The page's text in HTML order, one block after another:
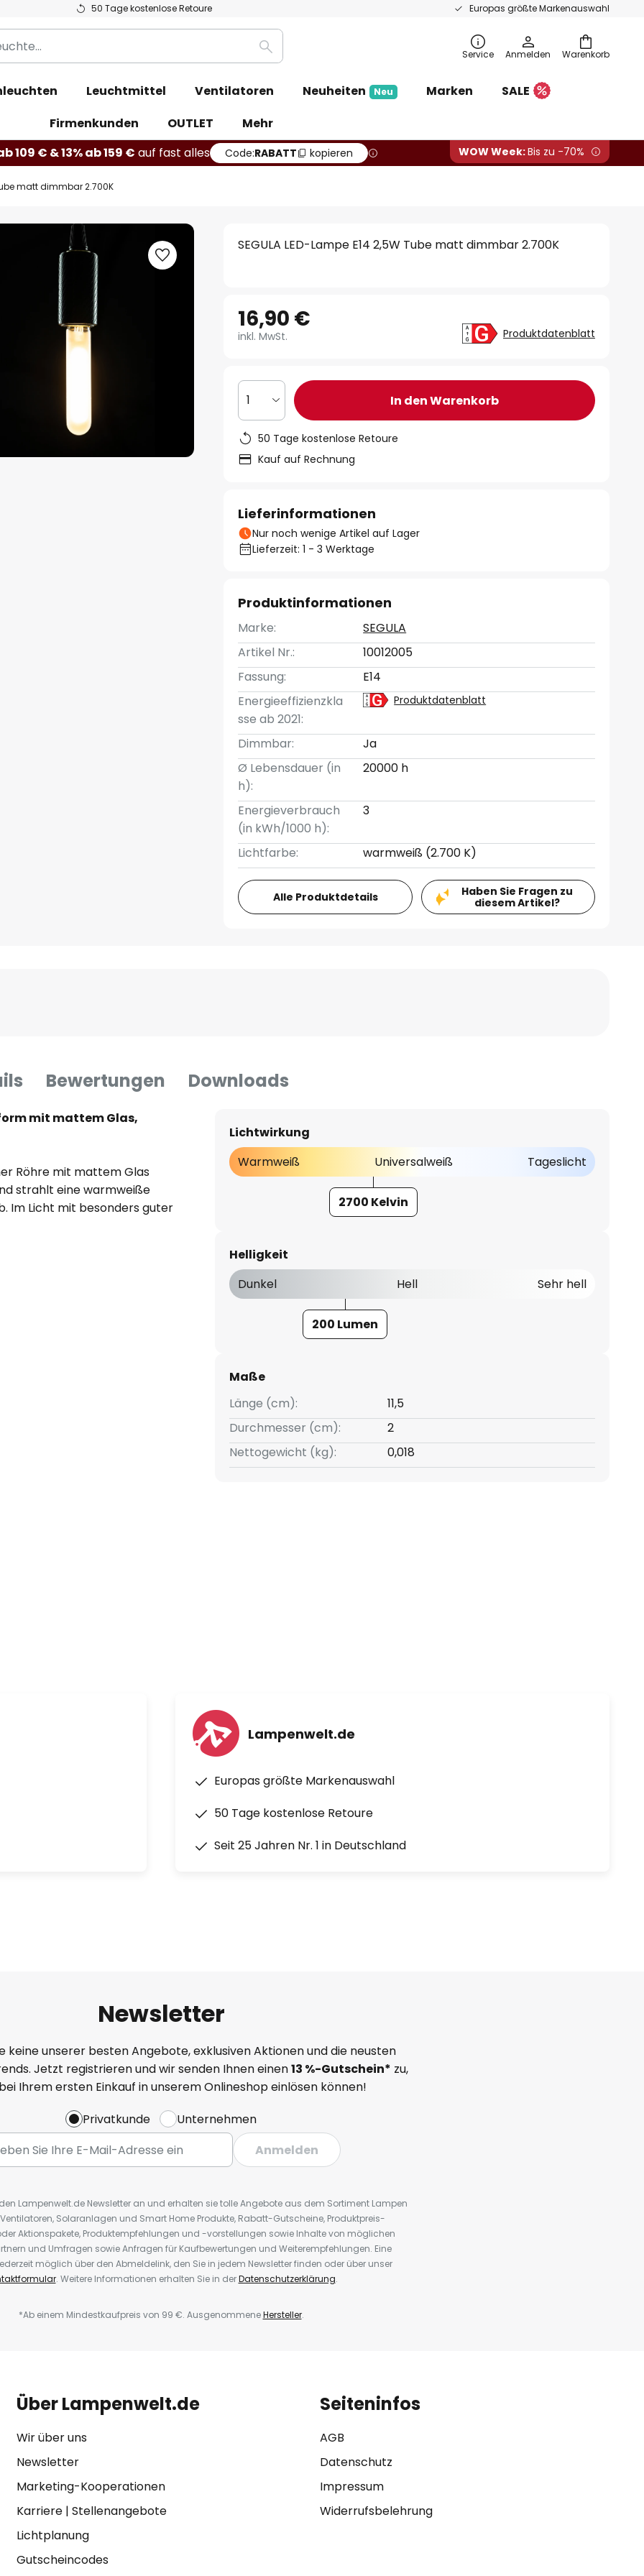
50 Tage kostenlose Retoure Europas größte Markenauswahl
Warenkorb
Suche Service Anmelden
Leuchtmittel Ventilatoren Neuheiten Neu Marken
SALE
Firmenkunden
OUTLET
Mehr
109 € & 13% ab 159 € auf fast alles Code:RABATT kopieren WOW Week:Bis zu -70%
matt dimmbar 2.700K
SEGULA LED-Lampe E14 2,5W Tube matt dimmbar 2.700K
16,90 €
inkl. MwSt. Produktdatenblatt
1 In den Warenkorb
50 Tage kostenlose Retoure
Kauf auf Rechnung
Lieferinformationen
Nur noch wenige Artikel auf Lager
Lieferzeit: 1 - 3 Werktage
Produktinformationen
Marke:
SEGULA
Artikel Nr.:
10012005
Fassung:
E14
Energieeffizienzkla
sse ab 2021:
Produktdatenblatt
Dimmbar:
Ja
Ø Lebensdauer (in
h):
20000 h
Energieverbrauch
(in kWh/1000 h):
3
Lichtfarbe: warmweiß (2.700 K)
Alle Produktdetails
Haben Sie Fragen zu
diesem Artikel?
Bewertungen Downloads
mit mattem Glas,
Röhre mit mattem Glas
strahlt eine warmweiße
Im Licht mit besonders guter
Farben, auch feine
wie z. B. GIRA, Jung,
Lichtwirkung
Warmweiß
Universalweiß Tageslicht
2700 Kelvin
Helligkeit
Dunkel
Hell Sehr hell
200 Lumen
Maße
Länge (cm):
11,5
Durchmesser (cm):
2
Nettogewicht (kg):
0,018
Lampenwelt.de
Europas größte Markenauswahl
50 Tage kostenlose Retoure
Seit 25 Jahren Nr. 1 in Deutschland
Newsletter
keine unserer besten Angebote, exklusiven Aktionen und die neusten
Jetzt registrieren und wir senden Ihnen einen13 %-Gutschein* zu,
Ihrem ersten Einkauf in unserem Onlineshop einlösen können!
Privatkunde
Unternehmen
Anmelden
Lampenwelt.de Newsletter an und erhalten sie tolle Angebote aus dem Sortiment Lampen
Solaranlagen und Smart Home Produkte, Rabatt-Gutscheine, Produktpreis-
Aktionspakete, Produktempfehlungen und -vorstellungen sowie Inhalte von möglichen
und Umfragen sowie Anfragen für Kaufbewertungen und Weiterempfehlungen. Eine
möglich über den Abmeldelink, den Sie in jedem Newsletter finden oder über unser
. Weitere Informationen erhalten Sie in derDatenschutzerklärung.
*Ab einem Mindestkaufpreis von 99 €. AusgenommeneHersteller.
Über Lampenwelt.de
Wir über uns
Newsletter
Marketing-Kooperationen
Karriere| Stellenangebote
Lichtplanung
Gutscheincodes
Seiteninfos
AGB
Datenschutz
Impressum
Widerrufsbelehrung